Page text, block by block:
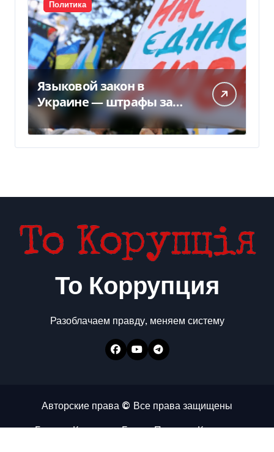
Политика
Языковой закон в
Украине — штрафы за
нарушение вырастут до
170 тысяч
То Коррупция
Разоблачаем правду, меняем систему
Авторские права © Все права защищены
ГлавнаяКоррупцияБизнесПолитикаКонтакты